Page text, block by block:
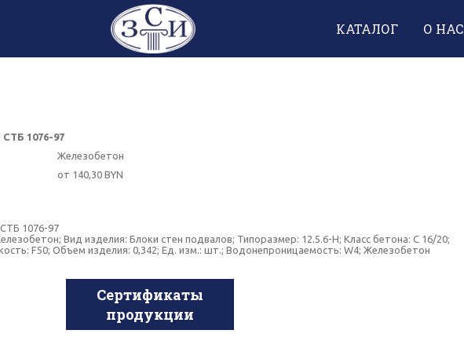
КАТАЛОГ О НАС
1076-97
Железобетон
от 140,30 BYN
1076-97
Вид изделия: Блоки стен подвалов; Типоразмер: 12.5.6-Н; Класс бетона: C 16/20;
F50; Объем изделия: 0,342; Ед. изм.: шт.; Водонепроницаемость: W4; Железобетон
Сертификаты
продукции